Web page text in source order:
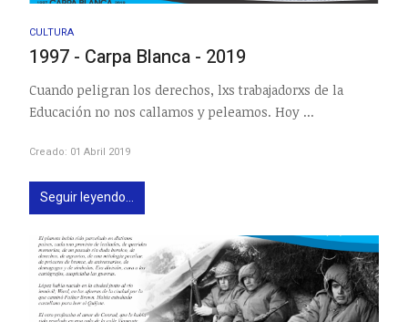
CULTURA
1997 - Carpa Blanca - 2019
Cuando peligran los derechos, lxs trabajadorxs de la
Educación no nos callamos y peleamos. Hoy ...
Creado: 01 Abril 2019
Seguir leyendo...